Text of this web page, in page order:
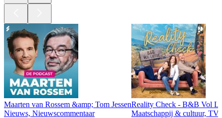
Maarten van Rossem &amp; Tom Jessen
Nieuws, Nieuwscommentaar
Reality Check - B&B Vol
Maatschappij & cultuur,